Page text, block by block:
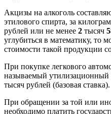
Акцизы на алкоголь
этилового спирта, за
рублей или не менее 2 тысяч
углубиться в математику, то
стоимости такой продукции
При покупке легкового
называемый утилизационный
тысяч рублей (базовая ставка).
При обращении за той или
необходимо платить